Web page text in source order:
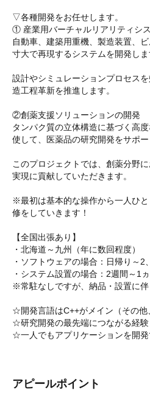
▽各種開発をお任せします。
① 産業用バーチャルリアリティシ
自動車、建築用重機、製造装置、
寸大で再現するシステムを開発しま
設計やシミュレーションプロセス
造工程革新を推進します。
②創薬支援ソリューションの開発
タンパク質の立体構造に基づく高
使して、医薬品の研究開発をサポー
このプロジェクトでは、創薬分野
実現に貢献していただきます。
※最初は基本的な操作から一人ひ
修をしていきます！
【全国出張あり】
・北海道～九州（年に数回程度）
・ソフトウェアの場合：日帰り～2
・システム設置の場合：2週間～1
※常駐なしですが、納品・設置に伴
☆開発言語はC++がメイン（その他
☆研究開発の最先端につながる経験
☆一人でもアプリケーションを開発
アピールポイント